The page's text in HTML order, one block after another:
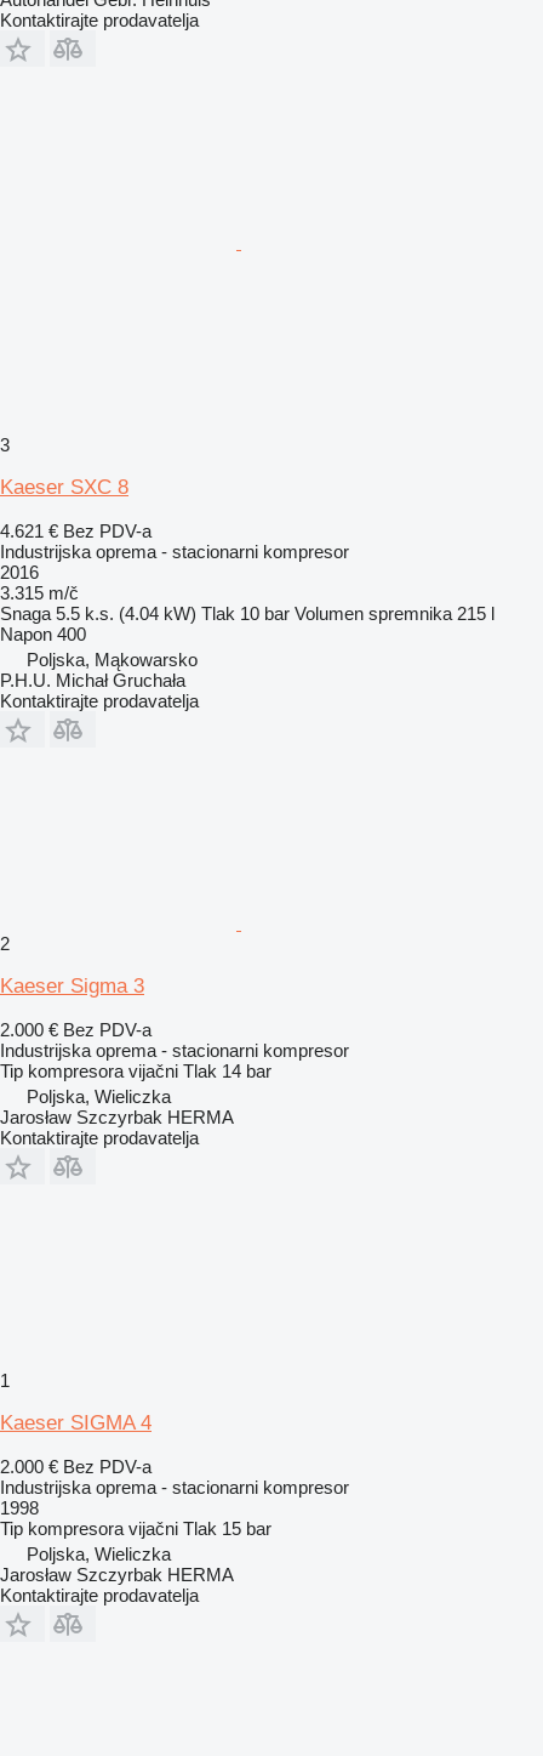
Kontaktirajte prodavatelja
3
Kaeser SXC 8
4.621 € Bez PDV-a
Industrijska oprema - stacionarni kompresor
2016
3.315 m/č
Snaga 5.5 k.s. (4.04 kW) Tlak 10 bar Volumen spremnika 215 l
Napon 400
Poljska, Mąkowarsko
P.H.U. Michał Gruchała
Kontaktirajte prodavatelja
2
Kaeser Sigma 3
2.000 € Bez PDV-a
Industrijska oprema - stacionarni kompresor
Tip kompresora vijačni Tlak 14 bar
Poljska, Wieliczka
Jarosław Szczyrbak HERMA
Kontaktirajte prodavatelja
1
Kaeser SIGMA 4
2.000 € Bez PDV-a
Industrijska oprema - stacionarni kompresor
1998
Tip kompresora vijačni Tlak 15 bar
Poljska, Wieliczka
Jarosław Szczyrbak HERMA
Kontaktirajte prodavatelja